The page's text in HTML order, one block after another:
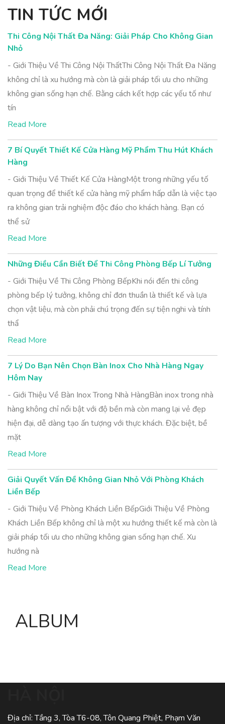
TIN TỨC MỚI
Thi Công Nội Thất Đa Năng: Giải Pháp Cho Không Gian
Nhỏ
- Giới Thiệu Về Thi Công Nội ThấtThi Công Nội Thất Đa Năng
không chỉ là xu hướng mà còn là giải pháp tối ưu cho những
không gian sống hạn chế. Bằng cách kết hợp các yếu tố như
tín
Read More
7 Bí Quyết Thiết Kế Cửa Hàng Mỹ Phẩm Thu Hút Khách
Hàng
- Giới Thiệu Về Thiết Kế Cửa HàngMột trong những yếu tố
quan trọng để thiết kế cửa hàng mỹ phẩm hấp dẫn là việc tạo
ra không gian trải nghiệm độc đáo cho khách hàng. Bạn có
thể sử
Read More
Những Điều Cần Biết Để Thi Công Phòng Bếp Lí Tưởng
- Giới Thiệu Về Thi Công Phòng BếpKhi nói đến thi công
phòng bếp lý tưởng, không chỉ đơn thuần là thiết kế và lựa
chọn vật liệu, mà còn phải chú trọng đến sự tiện nghi và tính
thẩ
Read More
7 Lý Do Bạn Nên Chọn Bàn Inox Cho Nhà Hàng Ngay
Hôm Nay
- Giới Thiệu Về Bàn Inox Trong Nhà HàngBàn inox trong nhà
hàng không chỉ nổi bật với độ bền mà còn mang lại vẻ đẹp
hiện đại, dễ dàng tạo ấn tượng với thực khách. Đặc biệt, bề
mặt
Read More
Giải Quyết Vấn Đề Không Gian Nhỏ Với Phòng Khách
Liền Bếp
- Giới Thiệu Về Phòng Khách Liền BếpGiới Thiệu Về Phòng
Khách Liền Bếp không chỉ là một xu hướng thiết kế mà còn là
giải pháp tối ưu cho những không gian sống hạn chế. Xu
hướng nà
Read More
ALBUM
Địa chỉ: Tầng 3, Tòa T6-08, Tôn Quang Phiệt, Phạm Văn